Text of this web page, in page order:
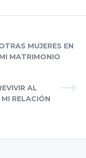
MUJERES EN
MATRIMONIO
AL
RELACIÓN